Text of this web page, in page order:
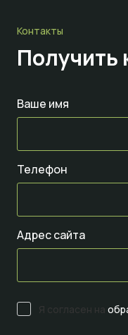
Контакты
Получить
Ваше имя
Телефон
Адрес сайта
Я согласен на